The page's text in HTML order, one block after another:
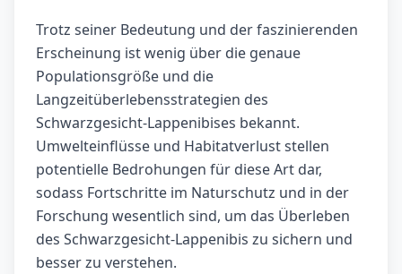
Trotz seiner Bedeutung und der faszinierenden
Erscheinung ist wenig über die genaue
Populationsgröße und die
Langzeitüberlebensstrategien des
Schwarzgesicht-Lappenibises bekannt.
Umwelteinflüsse und Habitatverlust stellen
potentielle Bedrohungen für diese Art dar,
sodass Fortschritte im Naturschutz und in der
Forschung wesentlich sind, um das Überleben
des Schwarzgesicht-Lappenibis zu sichern und
besser zu verstehen.